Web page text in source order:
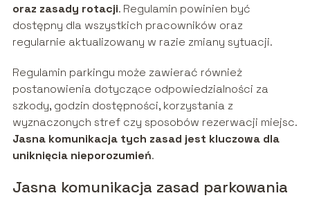
oraz zasady rotacji. Regulamin powinien być
dostępny dla wszystkich pracowników oraz
regularnie aktualizowany w razie zmiany sytuacji.
Regulamin parkingu może zawierać również
postanowienia dotyczące odpowiedzialności za
szkody, godzin dostępności, korzystania z
wyznaczonych stref czy sposobów rezerwacji miejsc.
Jasna komunikacja tych zasad jest kluczowa dla
uniknięcia nieporozumień.
Jasna komunikacja zasad parkowania